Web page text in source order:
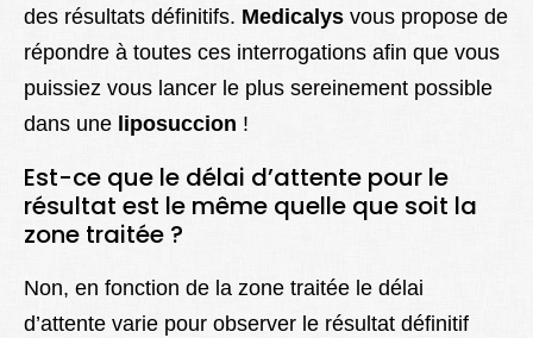
des résultats définitifs. Medicalys vous propose de
répondre à toutes ces interrogations afin que vous
puissiez vous lancer le plus sereinement possible
dans une liposuccion !
Est-ce que le délai d’attente pour le
résultat est le même quelle que soit la
zone traitée ?
Non, en fonction de la zone traitée le délai
d’attente varie pour observer le résultat définitif